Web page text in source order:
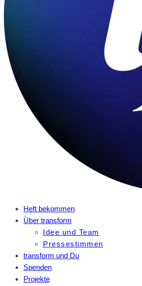
Heft bekommen
Über transform
Idee und Team
Pressestimmen
transform und Du
Spenden
Projekte